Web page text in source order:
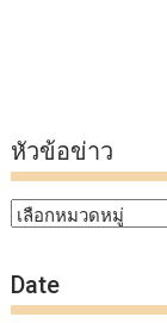
หัวข้อข่าว
หัวข้อ
Date